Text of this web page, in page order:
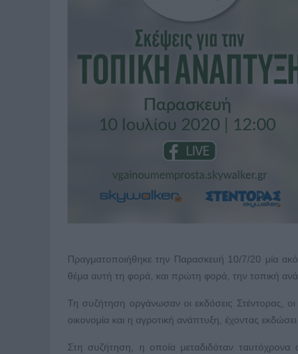
Πραγματοποιήθηκε την Παρασκευή 10/7/20 μία
θέμα αυτή τη φορά, και πρώτη φορά, την τοπική
Τη συζήτηση οργάνωσαν οι εκδόσεις Στέντορας,
οικονομία και η αγροτική ανάπτυξη, έχοντας εκδώσει
Στη συζήτηση, η οποία μεταδιδόταν